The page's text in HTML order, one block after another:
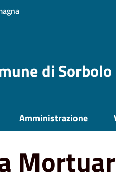
di
Amministrazione
Servizi Demografici e